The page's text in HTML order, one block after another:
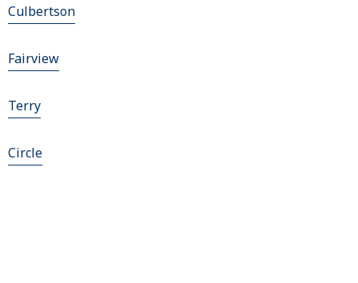
Culbertson
Fairview
Terry
Circle